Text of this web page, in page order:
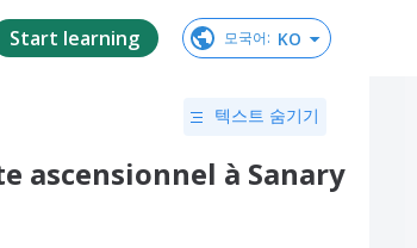
Start learning 모국어: KO
텍스트 숨기기
ascensionnel à Sanary